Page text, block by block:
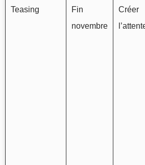
Teasing
Fin
novembre
Créer